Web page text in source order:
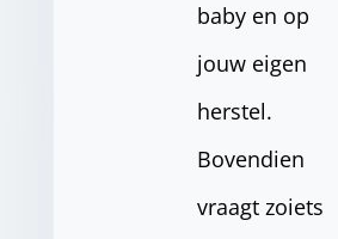
baby en op
jouw eigen
herstel.
Bovendien
vraagt zoiets